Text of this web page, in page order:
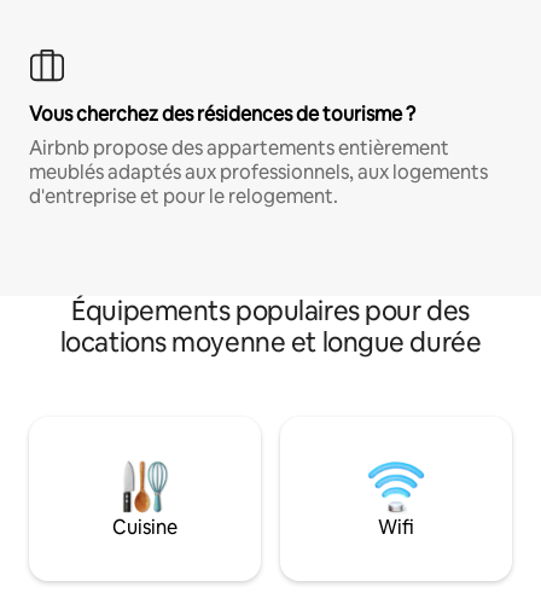
Vous cherchez des résidences de tourisme ?
Airbnb propose des appartements entièrement
meublés adaptés aux professionnels, aux logements
d'entreprise et pour le relogement.
Équipements populaires pour des
locations moyenne et longue durée
Cuisine Wifi